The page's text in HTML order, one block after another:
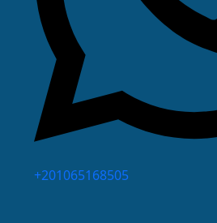
⁦+201065168505